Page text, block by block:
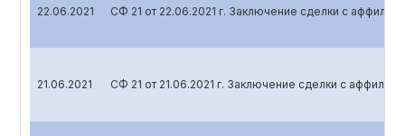
22.06.2021 СФ 21 от 22.06.2021 г. Заключение сделки с
21.06.2021 СФ 21 от 21.06.2021 г. Заключение сделки с